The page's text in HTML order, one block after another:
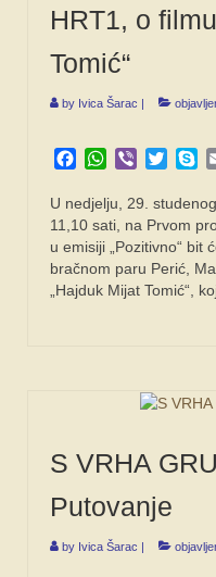
HRT1, o
Tomić“
by Ivica Šarac |
Facebook
WhatsApp
Viber
U nedjelju, 29.
11,10 sati, na Prvom
u emisiji „Pozitivno“ bit
bračnom paru Perić,
„Hajduk Mijat Tomić“,
S VRHA
Putovanje
by Ivica Šarac